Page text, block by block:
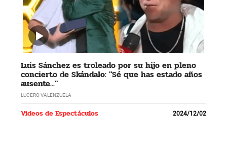
Luis Sánchez es troleado por su hijo en pleno
concierto de Skándalo: "Sé que has estado años
ausente..."
LUCERO VALENZUELA
Videos de Espectáculos 2024/12/02